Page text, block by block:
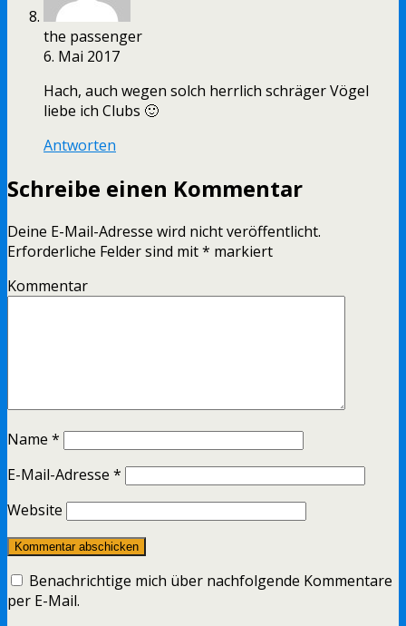
the passenger
6. Mai 2017
Hach, auch wegen solch herrlich schräger Vögel
liebe ich Clubs 🙂
Antworten
Schreibe einen Kommentar
Deine E-Mail-Adresse wird nicht veröffentlicht.
Erforderliche Felder sind mit* markiert
Kommentar
Name *
E-Mail-Adresse *
Website
Benachrichtige mich über nachfolgende Kommentare
per E-Mail.